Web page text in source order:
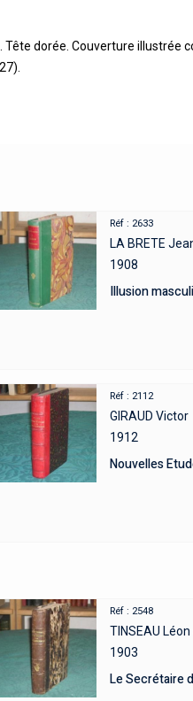
dorée. Couverture illustrée
Réf : 2633
LA BRETE
1908
Illusion
Réf : 2112
GIRAUD Victor
1912
Nouvelles
Réf : 2548
TINSEAU Léon
1903
Le Secrétaire